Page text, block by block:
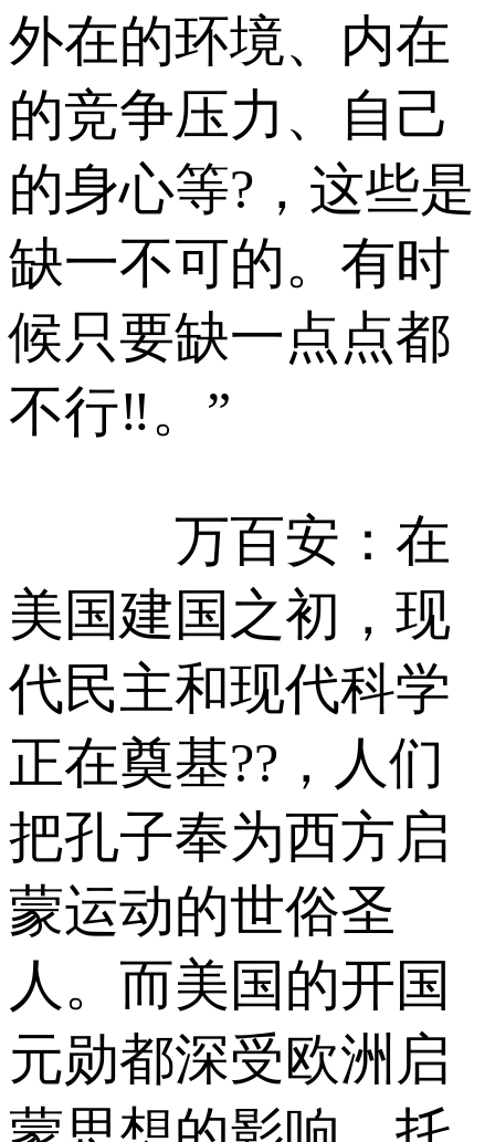
外在的环境、内在
的竞争压力、自己
的身心等?，这些是
缺一不可的。有时
候只要缺一点点都
不行‼。”
万百安：在
美国建国之初，现
代民主和现代科学
正在奠基??，人们
把孔子奉为西方启
蒙运动的世俗圣
人。而美国的开国
元勋都深受欧洲启